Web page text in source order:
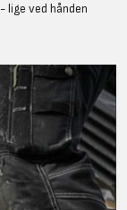
lige ved hånden